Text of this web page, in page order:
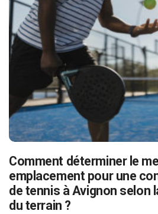
Comment déterminer le
emplacement pour une
de tennis à Avignon selon
du terrain ?